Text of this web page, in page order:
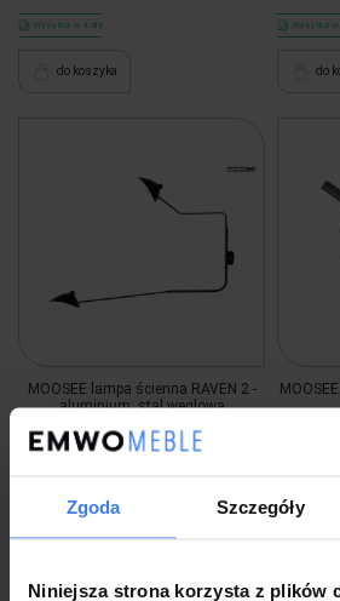
Zgoda Szczegóły
Niniejsza strona korzysta z plików
Wysyłka w 4 dni
do koszyka
Wysyłka w
do
MOOSEE lampa ścienna RAVEN 2 -
aluminium, stal węglowa
Wysyłka w 4 dni Na wyczerpaniu Wysyłka